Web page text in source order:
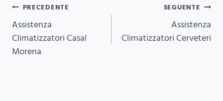
Navigazione
articoli
PRECEDENTE
Assistenza
Climatizzatori Casal
Morena
SEGUENTE
Assistenza
Climatizzatori Cerveteri